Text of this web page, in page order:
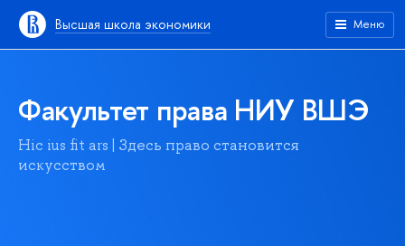
Высшая школа экономики Меню
Факультет права НИУ ВШЭ
Hic ius fit ars | Здесь право становится
искусством